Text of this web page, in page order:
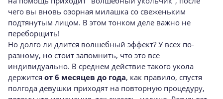
чего вы вновь озорная милашка со свеженьким
подтянутым лицом. В этом тонком деле важно не
переборщить!
Но долго ли длится волшебный эффект? У всех по-
разному, но стоит запомнить, что это все
индивидуально. В среднем действие такого укола
держится от 6 месяцев до года, как правило, спустя
полгода девушки приходят на повторную процедуру,